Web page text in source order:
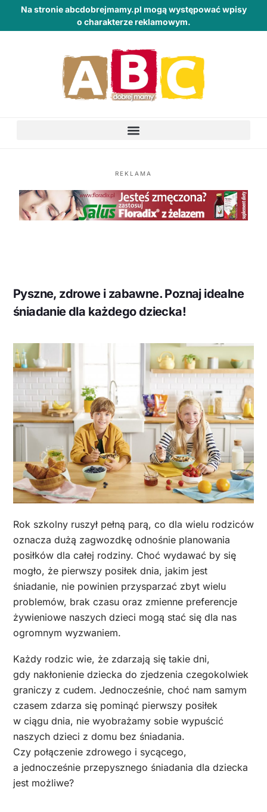
Na stronie abcdobrejmamy.pl mogą występować wpisy
o charakterze reklamowym.
REKLAMA
Pyszne, zdrowe i zabawne. Poznaj idealne
śniadanie dla każdego dziecka!
Rok szkolny ruszył pełną parą, co dla wielu rodziców
oznacza dużą zagwozdkę odnośnie planowania
posiłków dla całej rodziny. Choć wydawać by się
mogło, że pierwszy posiłek dnia, jakim jest
śniadanie, nie powinien przysparzać zbyt wielu
problemów, brak czasu oraz zmienne preferencje
żywieniowe naszych dzieci mogą stać się dla nas
ogromnym wyzwaniem.
Każdy rodzic wie, że zdarzają się takie dni,
gdy nakłonienie dziecka do zjedzenia czegokolwiek
graniczy z cudem. Jednocześnie, choć nam samym
czasem zdarza się pominąć pierwszy posiłek
w ciągu dnia, nie wyobrażamy sobie wypuścić
naszych dzieci z domu bez śniadania.
Czy połączenie zdrowego i sycącego,
a jednocześnie przepysznego śniadania dla dziecka
jest możliwe?